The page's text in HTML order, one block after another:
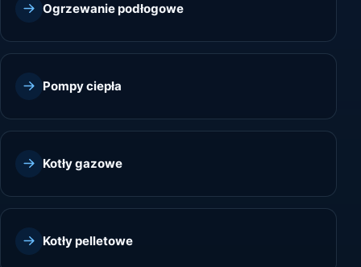
Ogrzewanie podłogowe
Pompy ciepła
Kotły gazowe
Kotły pelletowe